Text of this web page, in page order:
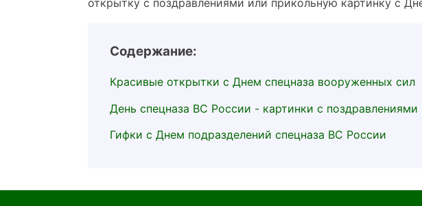
Содержание:
Красивые открытки с Днем спецназа вооруженных сил
День спецназа ВС России - картинки с поздравлениями
Гифки с Днем подразделений спецназа ВС России